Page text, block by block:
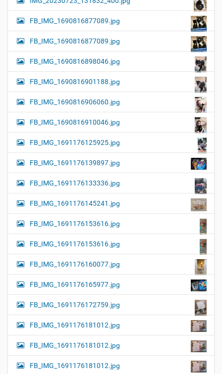
FB_IMG_1690816877089.jpg
FB_IMG_1690816877089.jpg
FB_IMG_1690816898046.jpg
FB_IMG_1690816901188.jpg
FB_IMG_1690816906060.jpg
FB_IMG_1690816910046.jpg
FB_IMG_1691176125925.jpg
FB_IMG_1691176139897.jpg
FB_IMG_1691176133336.jpg
FB_IMG_1691176145241.jpg
FB_IMG_1691176153616.jpg
FB_IMG_1691176153616.jpg
FB_IMG_1691176160077.jpg
FB_IMG_1691176165977.jpg
FB_IMG_1691176172759.jpg
FB_IMG_1691176181012.jpg
FB_IMG_1691176181012.jpg
FB_IMG_1691176181012.jpg